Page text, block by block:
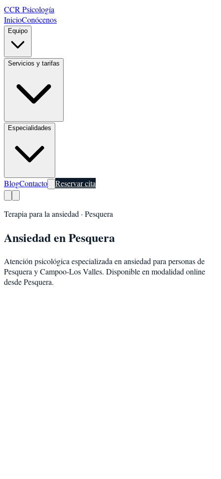
CCR Psicología
InicioConócenos
Equipo
Servicios y tarifas
Especialidades
BlogContacto Reservar cita
Terapia para la ansiedad · Pesquera
AnsiedadenPesquera
Atención psicológica especializada en ansiedad para personas de
Pesquera yCampoo-Los Valles. Disponible en modalidad online
desde Pesquera.